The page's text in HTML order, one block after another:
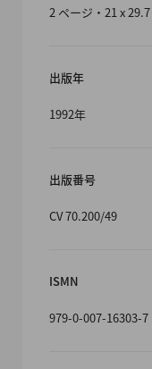
2 ページ・21 x
出版年
1992年
出版番号
CV 70.200/49
ISMN
979-0-007-16303-7